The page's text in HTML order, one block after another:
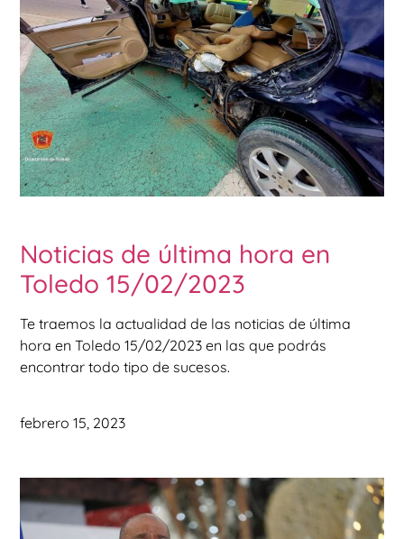
Noticias de última hora en
Toledo 15/02/2023
Te traemos la actualidad de las noticias de última
hora en Toledo 15/02/2023 en las que podrás
encontrar todo tipo de sucesos.
febrero 15, 2023